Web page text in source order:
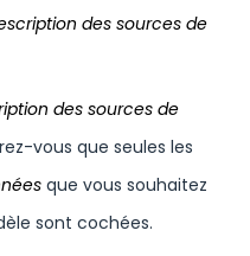
des sources de
des sources de
vous que seules les
que vous souhaitez
sont cochées.